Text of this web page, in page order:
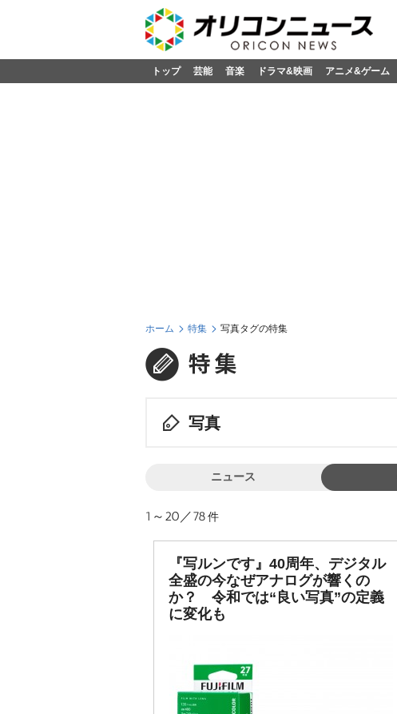
トップ 芸能 音楽 ドラマ&映画 アニメ&ゲーム
ホーム 特集 写真タグの特集
写真
ニュース
1～20／78件
『写ルンです』40周年、デジタル
全盛の今なぜアナログが響くの
か？ 令和では“良い写真”の定義
に変化も